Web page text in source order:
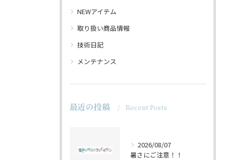
NEWアイテム
取り扱い商品情報
技術日記
メンテナンス
最近の投稿 Recent Posts
2026/08/07
暑さにご注意！！